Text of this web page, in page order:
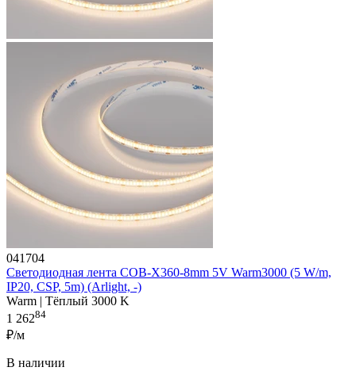
041704
Светодиодная лента COB-X360-8mm 5V Warm3000 (5 W/m,
IP20, CSP, 5m) (Arlight, -)
Warm | Тёплый 3000 K
1 26284
₽/м
В наличии